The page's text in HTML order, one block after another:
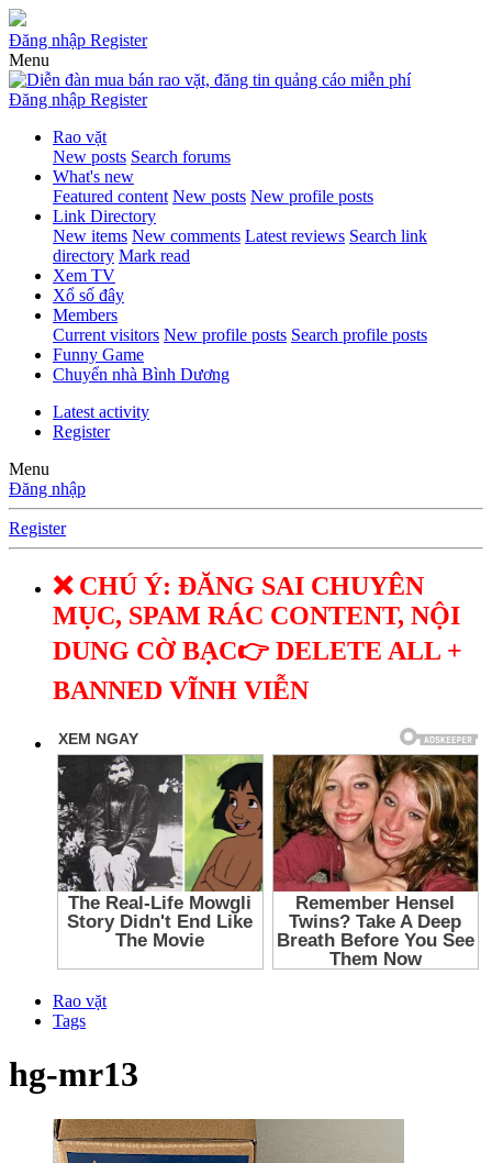
Đăng nhập Register
Menu
Đăng nhập Register
Rao vặt
New posts Search forums
What's new
Featured content New posts New profile posts
Link Directory
New items New comments Latest reviews Search link
directory Mark read
Xem TV
Xổ số đây
Members
Current visitors New profile posts Search profile posts
Funny Game
Chuyển nhà Bình Dương
Latest activity
Register
Menu
Đăng nhập
Register
❌ CHÚ Ý: ĐĂNG SAI CHUYÊN
MỤC, SPAM RÁC CONTENT, NỘI
DUNG CỜ BẠC👉 DELETE ALL +
BANNED VĨNH VIỄN
Rao vặt
Tags
hg-mr13